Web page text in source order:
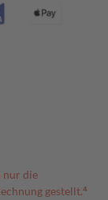
nur die
gestellt.⁴